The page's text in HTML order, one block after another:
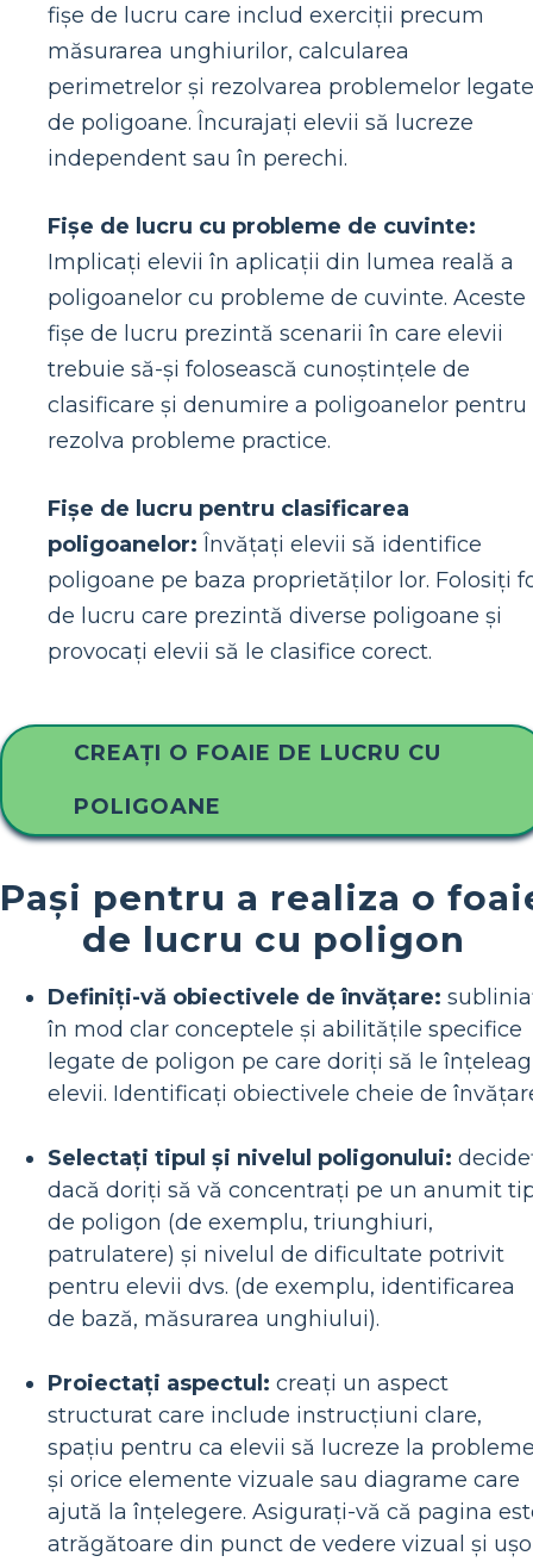
fișe de lucru care includ exerciții precum
măsurarea unghiurilor, calcularea
perimetrelor și rezolvarea problemelor legate
de poligoane. Încurajați elevii să lucreze
independent sau în perechi.
Fișe de lucru cu probleme de cuvinte:
Implicați elevii în aplicații din lumea reală a
poligoanelor cu probleme de cuvinte. Aceste
fișe de lucru prezintă scenarii în care elevii
trebuie să-și folosească cunoștințele de
clasificare și denumire a poligoanelor pentru
rezolva probleme practice.
Fișe de lucru pentru clasificarea
poligoanelor: Învățați elevii să identifice
poligoane pe baza proprietăților lor. Folosiți
de lucru care prezintă diverse poligoane și
provocați elevii să le clasifice corect.
CREAȚI O FOAIE DE LUCRU CU
POLIGOANE
Pași pentru a realiza o
de lucru cu poligon
Definiți-vă obiectivele de învățare:
în mod clar conceptele și abilitățile specifice
legate de poligon pe care doriți să le
elevii. Identificați obiectivele cheie de
Selectați tipul și nivelul poligonului:
dacă doriți să vă concentrați pe un anumit
de poligon (de exemplu, triunghiuri,
patrulatere) și nivelul de dificultate potrivit
pentru elevii dvs. (de exemplu, identificarea
de bază, măsurarea unghiului).
Proiectați aspectul: creați un aspect
structurat care include instrucțiuni clare,
spațiu pentru ca elevii să lucreze la
și orice elemente vizuale sau diagrame care
ajută la înțelegere. Asigurați-vă că pagina
atrăgătoare din punct de vedere vizual și